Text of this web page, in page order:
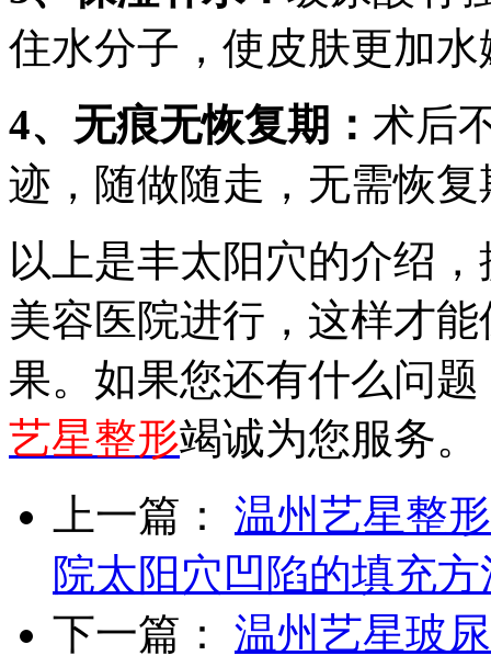
住水分子，使皮肤更加水
4、无痕无恢复期： 术后
迹，随做随走，无需恢
以上是丰太阳穴的介绍
美容医院进行，这样才
果。如果您还有什么问
艺星整形竭诚为您服务。
上一篇：
温州艺星整
院太阳穴凹陷的填充方
下一篇：
温州艺星玻